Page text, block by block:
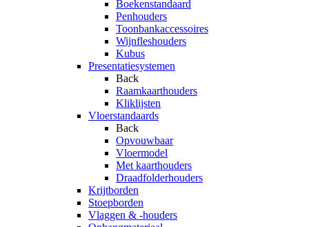
Boekenstandaard
Penhouders
Toonbankaccessoires
Wijnfleshouders
Kubus
Presentatiesystemen
Back
Raamkaarthouders
Kliklijsten
Vloerstandaards
Back
Opvouwbaar
Vloermodel
Met kaarthouders
Draadfolderhouders
Krijtborden
Stoepborden
Vlaggen & -houders